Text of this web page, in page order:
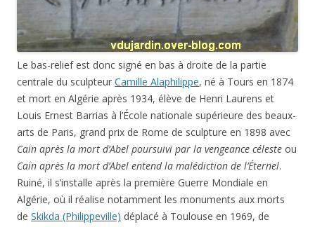
Le bas-relief est donc signé en bas à droite de la partie
centrale du sculpteur Camille Alaphilippe, né à Tours en 1874
et mort en Algérie après 1934, élève de Henri Laurens et
Louis Ernest Barrias à l’École nationale supérieure des beaux-
arts de Paris, grand prix de Rome de sculpture en 1898 avec
Caïn après la mort d’Abel poursuivi par la vengeance céleste ou
Caïn après la mort d’Abel entend la malédiction de l’Éternel.
Ruiné, il s’installe après la première Guerre Mondiale en
Algérie, où il réalise notamment les monuments aux morts
de Skikda (Philippeville) déplacé à Toulouse en 1969, de